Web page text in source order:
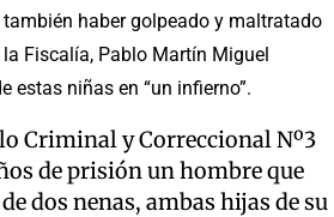
haber golpeado y maltratado
Fiscalía, Pablo Martín Miguel
estas niñas en “un infierno”.
Criminal y Correccional Nº3
de prisión un hombre que
dos nenas, ambas hijas de su